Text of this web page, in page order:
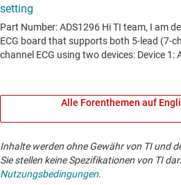
Alle Forenthemen auf
Inhalte werden ohne Gewähr von TI und
Sie stellen keine Spezifikationen von TI
Nutzungsbedingungen.